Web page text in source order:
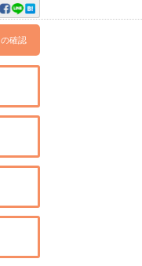
確認